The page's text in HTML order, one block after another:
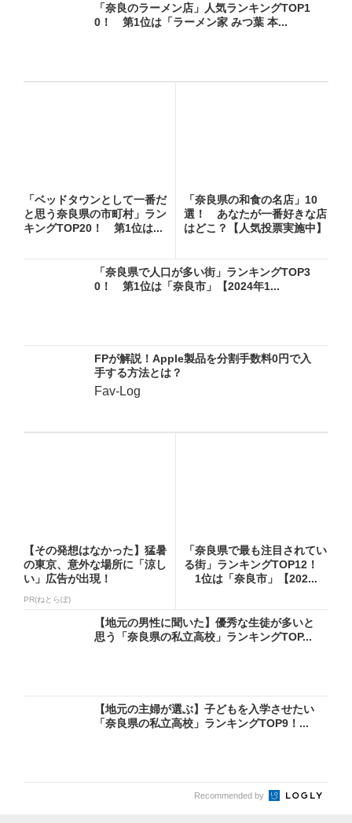
「奈良のラーメン店」人気ランキングTOP1
0！ 第1位は「ラーメン家 みつ葉 本...
「ベッドタウンとして一番だ
と思う奈良県の市町村」ラン
キングTOP20！ 第1位は...
「奈良県の和食の名店」10
選！ あなたが一番好きな店
はどこ？【人気投票実施中】
「奈良県で人口が多い街」ランキングTOP3
0！ 第1位は「奈良市」【2024年1...
FPが解説！Apple製品を分割手数料0円で入
手する方法とは？
Fav-Log
【その発想はなかった】猛暑
の東京、意外な場所に「涼し
い」広告が出現！
PR(ねとらぼ)
「奈良県で最も注目されてい
る街」ランキングTOP12！
1位は「奈良市」【202...
【地元の男性に聞いた】優秀な生徒が多いと
思う「奈良県の私立高校」ランキングTOP...
【地元の主婦が選ぶ】子どもを入学させたい
「奈良県の私立高校」ランキングTOP9！...
Recommended by